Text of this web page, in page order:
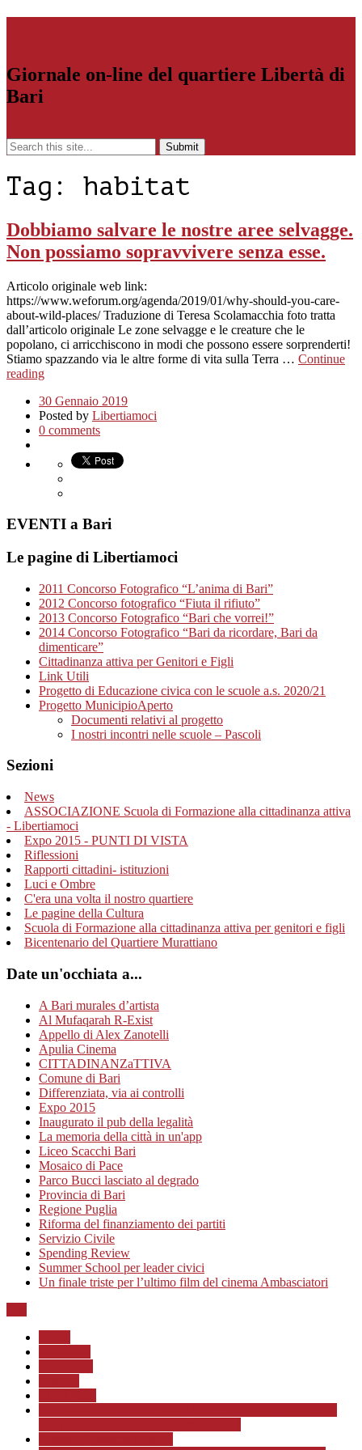
Giornale on-line del quartiere Libertà di
Bari
Tag: habitat
Dobbiamo salvare le nostre aree selvagge.
Non possiamo sopravvivere senza esse.
Articolo originale web link:
https://www.weforum.org/agenda/2019/01/why-should-you-care-
about-wild-places/ Traduzione di Teresa Scolamacchia foto tratta
dall’articolo originale Le zone selvagge e le creature che le
popolano, ci arricchiscono in modi che possono essere sorprenderti!
Stiamo spazzando via le altre forme di vita sulla Terra … Continue
reading
30 Gennaio 2019
Posted by Libertiamoci
0 comments
EVENTI a Bari
Le pagine di Libertiamoci
2011 Concorso Fotografico “L’anima di Bari”
2012 Concorso fotografico “Fiuta il rifiuto”
2013 Concorso Fotografico “Bari che vorrei!”
2014 Concorso Fotografico “Bari da ricordare, Bari da
dimenticare”
Cittadinanza attiva per Genitori e Figli
Link Utili
Progetto di Educazione civica con le scuole a.s. 2020/21
Progetto MunicipioAperto
Documenti relativi al progetto
I nostri incontri nelle scuole – Pascoli
Sezioni
News
ASSOCIAZIONE Scuola di Formazione alla cittadinanza attiva
- Libertiamoci
Expo 2015 - PUNTI DI VISTA
Riflessioni
Rapporti cittadini- istituzioni
Luci e Ombre
C'era una volta il nostro quartiere
Le pagine della Cultura
Scuola di Formazione alla cittadinanza attiva per genitori e figli
Bicentenario del Quartiere Murattiano
Date un'occhiata a...
A Bari murales d’artista
Al Mufaqarah R-Exist
Appello di Alex Zanotelli
Apulia Cinema
CITTADINANZaTTIVA
Comune di Bari
Differenziata, via ai controlli
Expo 2015
Inaugurato il pub della legalità
La memoria della città in un'app
Liceo Scacchi Bari
Mosaico di Pace
Parco Bucci lasciato al degrado
Provincia di Bari
Regione Puglia
Riforma del finanziamento dei partiti
Servizio Civile
Spending Review
Summer School per leader civici
Un finale triste per l’ultimo film del cinema Ambasciatori